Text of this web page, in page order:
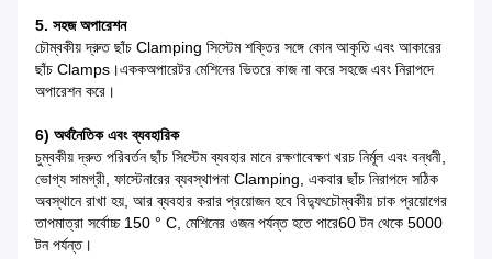
5. সহজ অপারেশন
চৌম্বকীয় দ্রুত ছাঁচ Clamping সিস্টেম শক্তির সঙ্গে কোন আকৃতি এবং আকারের
ছাঁচ Clamps।এককঅপারেটর মেশিনের ভিতরে কাজ না করে সহজে এবং নিরাপদে
অপারেশন করে।
6) অর্থনৈতিক এবং ব্যবহারিক
চুম্বকীয় দ্রুত পরিবর্তন ছাঁচ সিস্টেম ব্যবহার মানে রক্ষণাবেক্ষণ খরচ নির্মূল এবং বন্ধনী,
ভোগ্য সামগ্রী, ফাস্টেনারের ব্যবস্থাপনা Clamping, একবার ছাঁচ নিরাপদে সঠিক
অবস্থানে রাখা হয়, আর ব্যবহার করার প্রয়োজন হবে বিদ্যুৎচৌম্বকীয় চাক প্রয়োগের
তাপমাত্রা সর্বোচ্চ 150 ° C, মেশিনের ওজন পর্যন্ত হতে পারে60 টন থেকে 5000
টন পর্যন্ত।